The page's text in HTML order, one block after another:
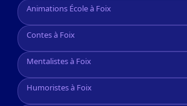
Animations École à Foix
Contes à Foix
Mentalistes à Foix
Humoristes à Foix